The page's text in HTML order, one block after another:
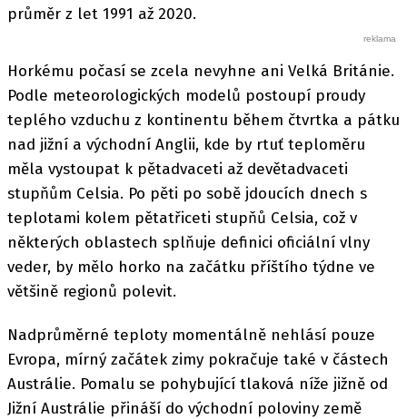
průměr z let 1991 až 2020.
Horkému počasí se zcela nevyhne ani Velká Británie.
Podle meteorologických modelů postoupí proudy
teplého vzduchu z kontinentu během čtvrtka a pátku
nad jižní a východní Anglii, kde by rtuť teploměru
měla vystoupat k pětadvaceti až devětadvaceti
stupňům Celsia. Po pěti po sobě jdoucích dnech s
teplotami kolem pětatřiceti stupňů Celsia, což v
některých oblastech splňuje definici oficiální vlny
veder, by mělo horko na začátku příštího týdne ve
většině regionů polevit.
Nadprůměrné teploty momentálně nehlásí pouze
Evropa, mírný začátek zimy pokračuje také v částech
Austrálie. Pomalu se pohybující tlaková níže jižně od
Jižní Austrálie přináší do východní poloviny země